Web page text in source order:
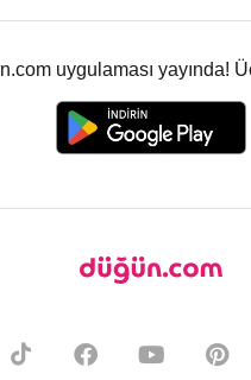
uygulaması yayında!